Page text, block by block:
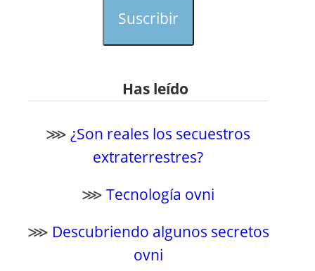
Suscribir
Has leído
⋙¿Son reales los secuestros
extraterrestres?
⋙Tecnología ovni
⋙ Descubriendo algunos secretos
ovni